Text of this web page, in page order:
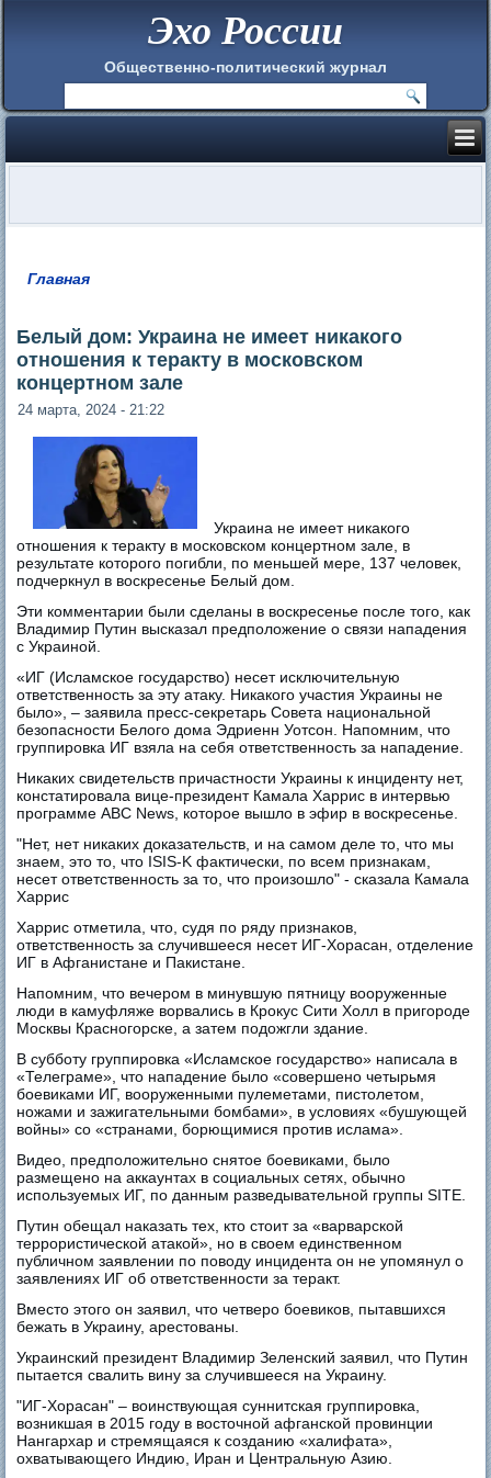
Эхо России
Общественно-политический журнал
Главная
Белый дом: Украина не имеет никакого
отношения к теракту в московском
концертном зале
24 марта, 2024 - 21:22
Украина не имеет никакого
отношения к теракту в московском концертном зале, в
результате которого погибли, по меньшей мере, 137 человек,
подчеркнул в воскресенье Белый дом.
Эти комментарии были сделаны в воскресенье после того, как
Владимир Путин высказал предположение о связи нападения
с Украиной.
«ИГ (Исламское государство) несет исключительную
ответственность за эту атаку. Никакого участия Украины не
было», – заявила пресс-секретарь Совета национальной
безопасности Белого дома Эдриенн Уотсон. Напомним, что
группировка ИГ взяла на себя ответственность за нападение.
Никаких свидетельств причастности Украины к инциденту нет,
констатировала вице-президент Камала Харрис в интервью
программе ABC News, которое вышло в эфир в воскресенье.
"Нет, нет никаких доказательств, и на самом деле то, что мы
знаем, это то, что ISIS-K фактически, по всем признакам,
несет ответственность за то, что произошло" - сказала Камала
Харрис
Харрис отметила, что, судя по ряду признаков,
ответственность за случившееся несет ИГ-Хорасан, отделение
ИГ в Афганистане и Пакистане.
Напомним, что вечером в минувшую пятницу вооруженные
люди в камуфляже ворвались в Крокус Сити Холл в пригороде
Москвы Красногорске, а затем подожгли здание.
В субботу группировка «Исламское государство» написала в
«Телеграме», что нападение было «совершено четырьмя
боевиками ИГ, вооруженными пулеметами, пистолетом,
ножами и зажигательными бомбами», в условиях «бушующей
войны» со «странами, борющимися против ислама».
Видео, предположительно снятое боевиками, было
размещено на аккаунтах в социальных сетях, обычно
используемых ИГ, по данным разведывательной группы SITE.
Путин обещал наказать тех, кто стоит за «варварской
террористической атакой», но в своем единственном
публичном заявлении по поводу инцидента он не упомянул о
заявлениях ИГ об ответственности за теракт.
Вместо этого он заявил, что четверо боевиков, пытавшихся
бежать в Украину, арестованы.
Украинский президент Владимир Зеленский заявил, что Путин
пытается свалить вину за случившееся на Украину.
"ИГ-Хорасан" – воинствующая суннитская группировка,
возникшая в 2015 году в восточной афганской провинции
Нангархар и стремящаяся к созданию «халифата»,
охватывающего Индию, Иран и Центральную Азию.